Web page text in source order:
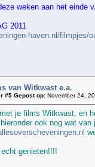
weken aan het einde
2011
haven.nl/filmpjes/
van Witkwast e.a.
#5 Gepost op: November 24,
je films Witkwast, en
ook nog wat van
genieten!!!!